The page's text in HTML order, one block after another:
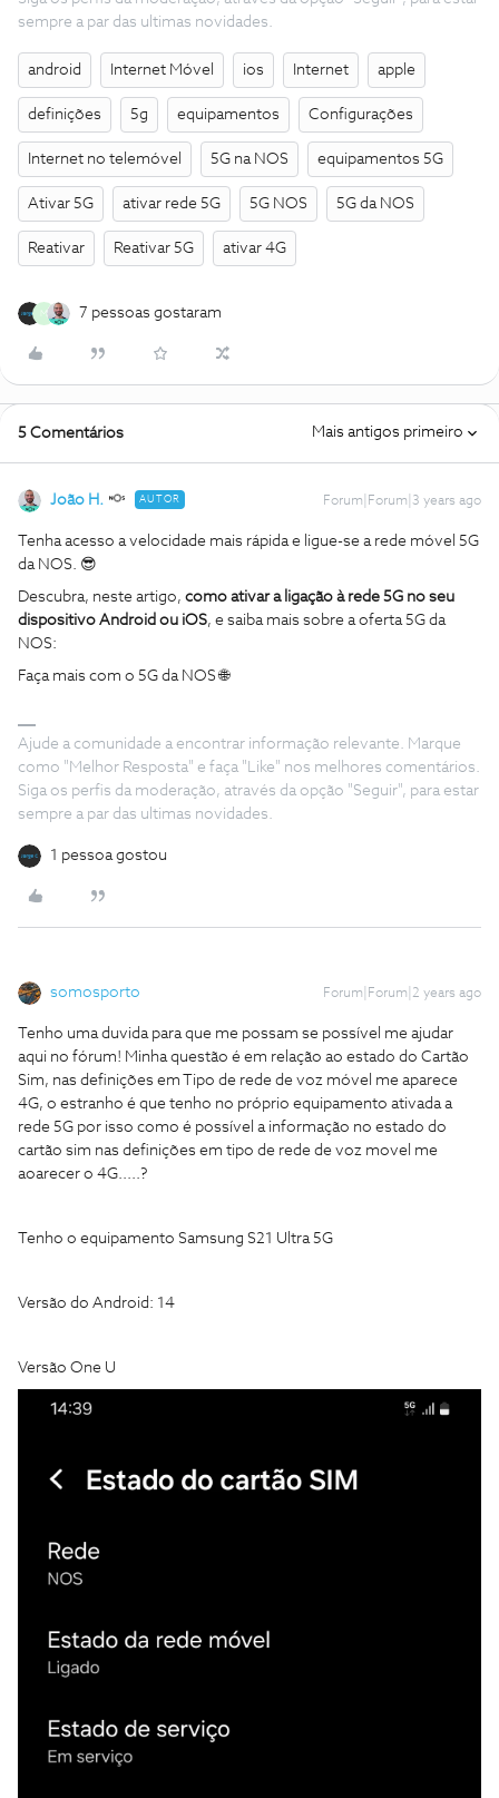
sempre a par das ultimas novidades.
android Internet Móvel ios Internet apple
definições 5g equipamentos Configurações
Internet no telemóvel 5G na NOS equipamentos 5G
Ativar 5G ativar rede 5G 5G NOS 5G da NOS
Reativar Reativar 5G ativar 4G
M 7 pessoas gostaram
5 Comentários Mais antigos primeiro
João H. AUTOR Forum|Forum|3 years ago
Tenha acesso a velocidade mais rápida e ligue-se a rede móvel 5G
da NOS. 😎
Descubra, neste artigo, como ativar a ligação à rede 5G no seu
dispositivo Android ou iOS, e saiba mais sobre a oferta 5G da
NOS:
Faça mais com o 5G da NOS 🌐
Ajude a comunidade a encontrar informação relevante. Marque
como "Melhor Resposta" e faça "Like" nos melhores comentários.
Siga os perfis da moderação, através da opção "Seguir", para estar
sempre a par das ultimas novidades.
1 pessoa gostou
somosporto Forum|Forum|2 years ago
Tenho uma duvida para que me possam se possível me ajudar
aqui no fórum! Minha questão é em relação ao estado do Cartão
Sim, nas definições em Tipo de rede de voz móvel me aparece
4G, o estranho é que tenho no próprio equipamento ativada a
rede 5G por isso como é possível a informação no estado do
cartão sim nas definições em tipo de rede de voz movel me
aoarecer o 4G.....?
Tenho o equipamento Samsung S21 Ultra 5G
Versão do Android: 14
Versão One U